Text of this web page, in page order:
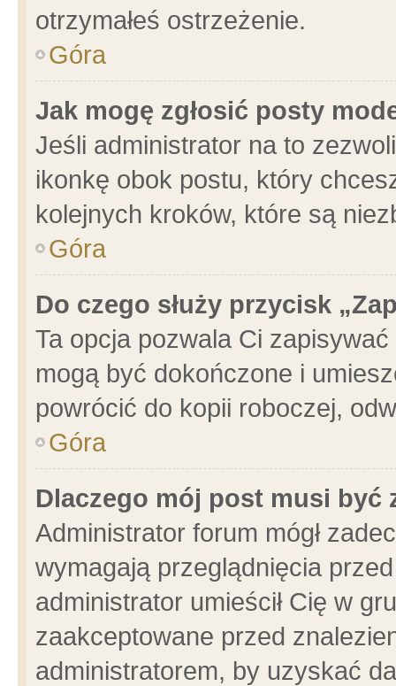
otrzymałeś ostrzeżenie.
Góra
Jak mogę zgłosić posty
Jeśli administrator na to
ikonkę obok postu, który
kolejnych kroków, które są
Góra
Do czego służy przycisk
Ta opcja pozwala Ci
mogą być dokończone i
powrócić do kopii roboczej,
Góra
Dlaczego mój post musi być
Administrator forum mógł
wymagają przeglądnięcia
administrator umieścił Cię w
zaakceptowane przed
administratorem, by uzyskać